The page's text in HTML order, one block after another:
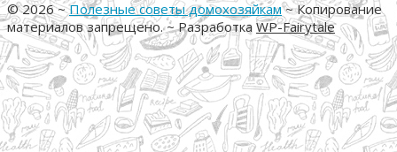
©2026~Полезные советы домохозяйкам~ Копирование
материалов запрещено. ~ Разработка WP-Fairytale